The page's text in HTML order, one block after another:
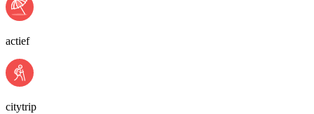
actief
citytrip